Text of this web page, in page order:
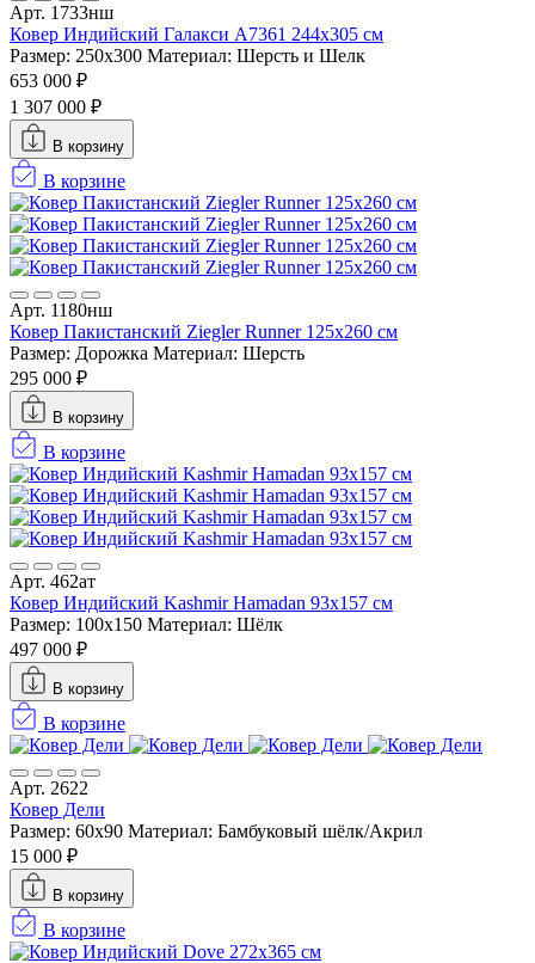
Арт. 1733нш
Ковер Индийский Галакси A7361 244x305 см
Размер: 250x300 Материал: Шерсть и Шелк
653 000 ₽
1 307 000 ₽
В корзину
В корзине
Арт. 1180нш
Ковер Пакистанский Ziegler Runner 125x260 см
Размер: Дорожка Материал: Шерсть
295 000 ₽
В корзину
В корзине
Арт. 462ат
Ковер Индийский Kashmir Hamadan 93x157 см
Размер: 100x150 Материал: Шёлк
497 000 ₽
В корзину
В корзине
Арт. 2622
Ковер Дели
Размер: 60х90 Материал: Бамбуковый шёлк/Акрил
15 000 ₽
В корзину
В корзине